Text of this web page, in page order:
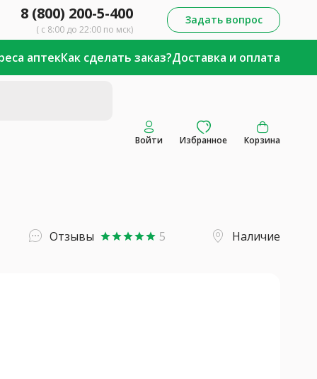
8 (800) 200-5-400
( с 8:00 до 22:00 по мск)
Задать вопрос
аптекКак сделать заказ?Доставка и оплата
Войти Избранное Корзина
Отзывы starstarstarstarstar 5 Наличие